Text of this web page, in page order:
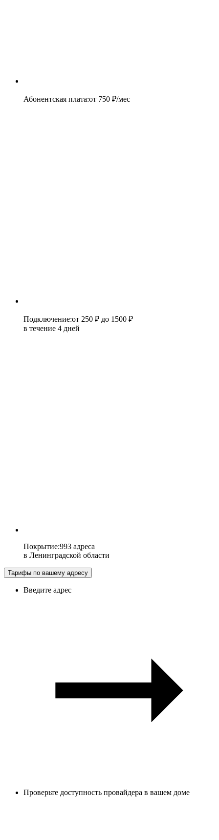
Абонентская плата:от 750 ₽/мес
Подключение:от 250 ₽ до 1500 ₽
в течение 4 дней
Покрытие:993 адреса
в Ленинградской области
Тарифы по вашему адресу
Введите адрес
Проверьте доступность провайдера в вашем доме